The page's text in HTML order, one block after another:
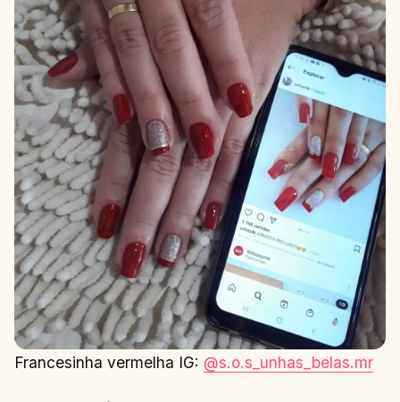
Francesinha vermelha IG: @s.o.s_unhas_belas.mr